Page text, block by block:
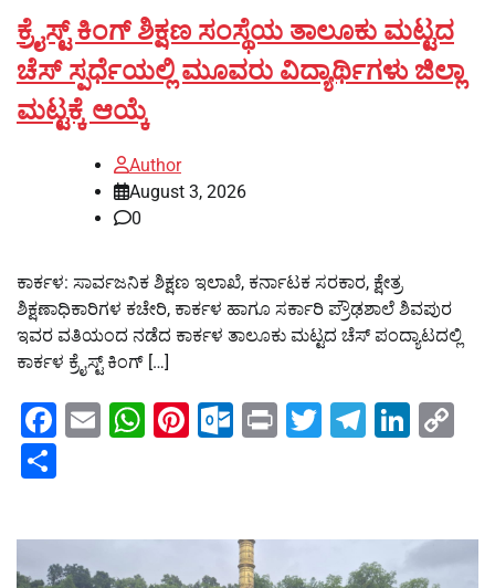
ಕ್ರೈಸ್ಟ್ ಕಿಂಗ್ ಶಿಕ್ಷಣ ಸಂಸ್ಥೆಯ ತಾಲೂಕು ಮಟ್ಟದ
ಚೆಸ್ ಸ್ಪರ್ಧೆಯಲ್ಲಿ ಮೂವರು ವಿದ್ಯಾರ್ಥಿಗಳು ಜಿಲ್ಲಾ
ಮಟ್ಟಕ್ಕೆ ಆಯ್ಕೆ
Author
August 3, 2026
0
ಕಾರ್ಕಳ: ಸಾರ್ವಜನಿಕ ಶಿಕ್ಷಣ ಇಲಾಖೆ, ಕರ್ನಾಟಕ ಸರಕಾರ, ಕ್ಷೇತ್ರ
ಶಿಕ್ಷಣಾಧಿಕಾರಿಗಳ ಕಚೇರಿ, ಕಾರ್ಕಳ ಹಾಗೂ ಸರ್ಕಾರಿ ಪ್ರೌಢಶಾಲೆ ಶಿವಪುರ
ಇವರ ವತಿಯಂದ ನಡೆದ ಕಾರ್ಕಳ ತಾಲೂಕು ಮಟ್ಟದ ಚೆಸ್ ಪಂದ್ಯಾಟದಲ್ಲಿ
ಕಾರ್ಕಳ ಕ್ರೈಸ್ಟ್ ಕಿಂಗ್ […]
Facebook
EmailWhatsApp
Pinterest
Outlook.com
PrintTwitter